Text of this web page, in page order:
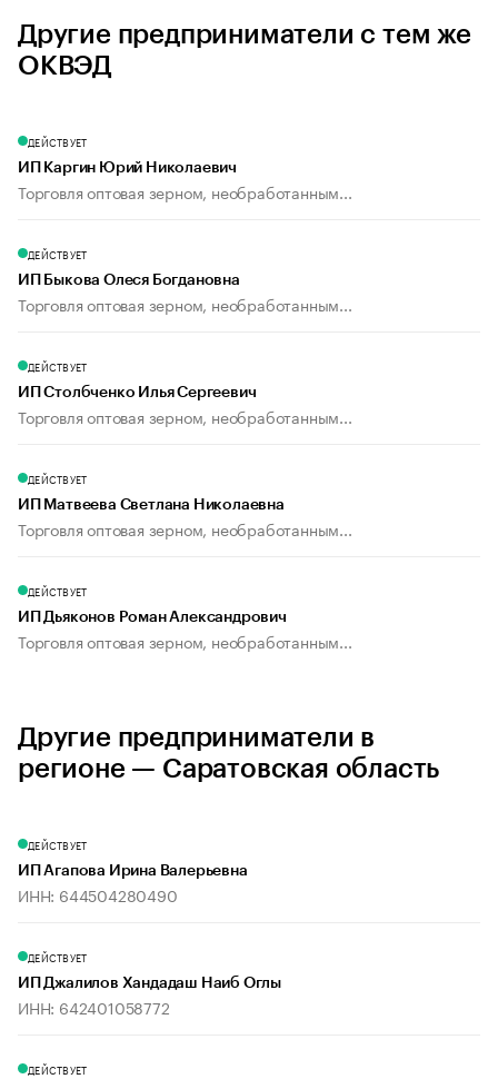
Другие предприниматели с тем же
ОКВЭД
ДЕЙСТВУЕТ
ИП Каргин Юрий Николаевич
Торговля оптовая зерном, необработанным...
ДЕЙСТВУЕТ
ИП Быкова Олеся Богдановна
Торговля оптовая зерном, необработанным...
ДЕЙСТВУЕТ
ИП Столбченко Илья Сергеевич
Торговля оптовая зерном, необработанным...
ДЕЙСТВУЕТ
ИП Матвеева Светлана Николаевна
Торговля оптовая зерном, необработанным...
ДЕЙСТВУЕТ
ИП Дьяконов Роман Александрович
Торговля оптовая зерном, необработанным...
Другие предприниматели в
регионе — Саратовская область
ДЕЙСТВУЕТ
ИП Агапова Ирина Валерьевна
ИНН: 644504280490
ДЕЙСТВУЕТ
ИП Джалилов Хандадаш Наиб Оглы
ИНН: 642401058772
ДЕЙСТВУЕТ